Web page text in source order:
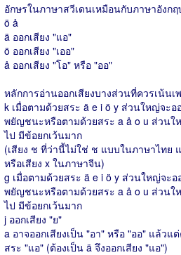
อักษรในภาษาสวีเดนเหมือนกับภาษาอังก
ö å
ä ออกเสียง "แอ"
ö ออกเสียง "เออ"
å ออกเสียง "โอ" หรือ "ออ"
หลักการอ่านออกเสียงบางส่วนที่ควรเน้น
k เมื่อตามด้วยสระ ä e i ö y ส่วนใหญ่จะอ
พยัญชนะหรือตามด้วยสระ a å o u ส่วนใ
ไป มีข้อยกเว้นมาก
(เสียง ช ที่ว่านี้ไม่ใช่ ช แบบในภาษาไทย
หรือเสียง x ในภาษาจีน)
g เมื่อตามด้วยสระ ä e i ö y ส่วนใหญ่จะอ
พยัญชนะหรือตามด้วยสระ a å o u ส่วนใ
ไป มีข้อยกเว้นมาก
j ออกเสียง "ย"
a อาจออกเสียงเป็น "อา" หรือ "ออ" แล้วแ
สระ "แอ" (ต้องเป็น ä จึงออกเสียง "แอ")